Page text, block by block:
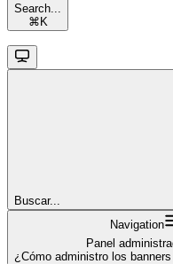
Search...
⌘ K
Buscar...
Navigation
Panel
¿Cómo administro los